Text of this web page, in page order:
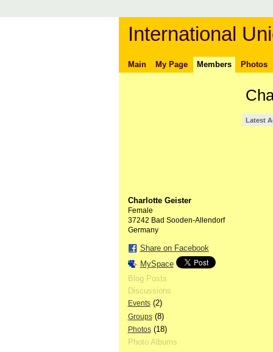
International
Main My Page Members Photos
Charlotte Geister
Female
37242 Bad Sooden-Allendorf
Germany
Share on Facebook
MySpace
Blog Posts
Discussions
Events(2)
Groups(8)
Photos(18)
Photo Albums
Latest